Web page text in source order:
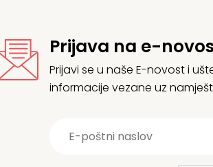
Prijava na e-
Prijavi se u naše E-novost i
informacije vezane uz